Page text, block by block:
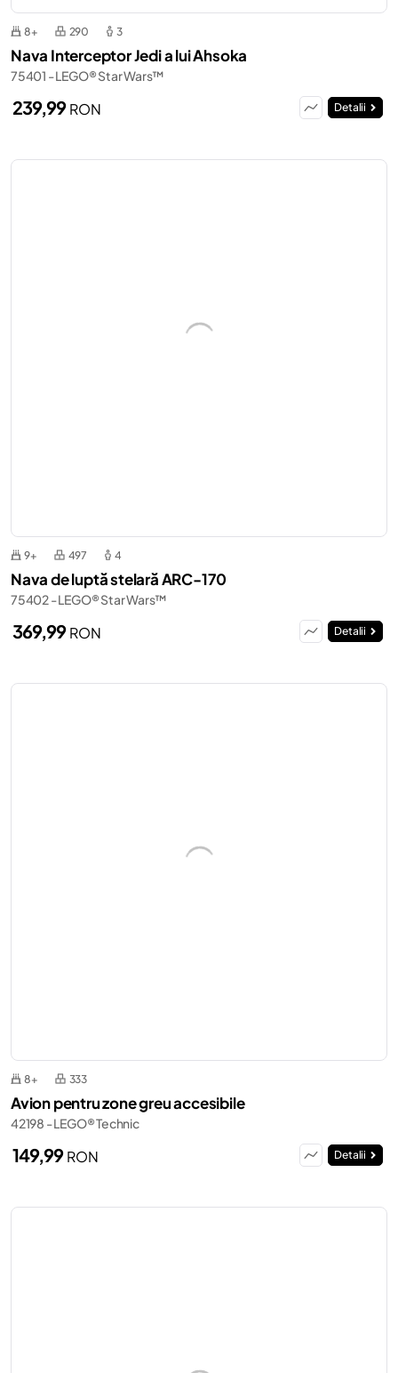
8+ 290 3
Nava Interceptor Jedi a lui Ahsoka
75401 - LEGO® Star Wars™
239,99RON Detalii
9+ 497 4
Nava de luptă stelară ARC-170
75402 - LEGO® Star Wars™
369,99RON Detalii
8+ 333
Avion pentru zone greu accesibile
42198 - LEGO® Technic
149,99RON Detalii